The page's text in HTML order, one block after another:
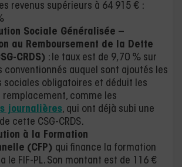
revenus supérieurs à 64 915 € :
Sociale Généralisée –
au Remboursement de la Dette
CRDS) : le taux est de 9,70 % sur
conventionnés auquel sont ajoutés les
sociales obligatoires et déduit les
remplacement, comme les
journalières, qui ont déjà subi une
cette CSG-CRDS.
à la Formation
(CFP) qui finance la formation
le FIF-PL. Son montant est de 116 €